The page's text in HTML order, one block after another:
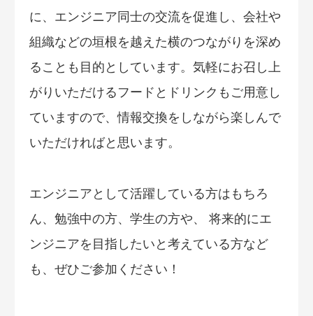
に、エンジニア同士の交流を促進し、会社や
組織などの垣根を越えた横のつながりを深め
ることも目的としています。気軽にお召し上
がりいただけるフードとドリンクもご用意し
ていますので、情報交換をしながら楽しんで
いただければと思います。
エンジニアとして活躍している方はもちろ
ん、勉強中の方、学生の方や、 将来的にエ
ンジニアを目指したいと考えている方など
も、ぜひご参加ください！